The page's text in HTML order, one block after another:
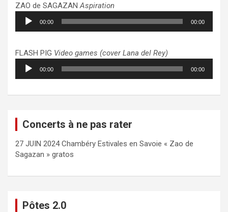
ZAO de SAGAZANAspiration
Lecteur
audio
00:00 00:00
FLASH PIG Video games (cover Lana del Rey)
Lecteur
audio
00:00 00:00
Concerts à ne pas rater
27 JUIN 2024 Chambéry Estivales en Savoie « Zao de
Sagazan » gratos
Pôtes 2.0